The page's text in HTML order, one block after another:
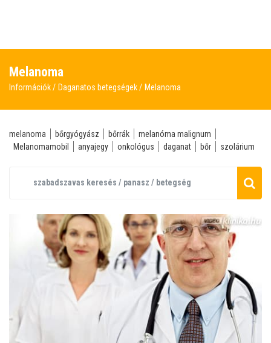
Melanoma
Információk Daganatos betegségek Melanoma
melanoma bőrgyógyász bőrrák
melanóma malignum
Melanomamobil
anyajegy onkológus daganat bőr szolárium